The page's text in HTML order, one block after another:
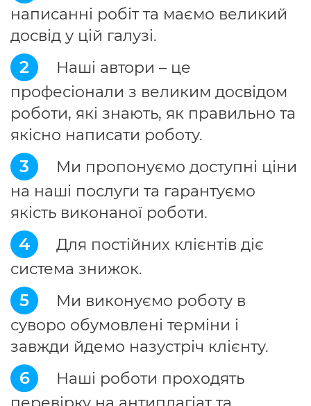
написанні робіт та маємо великий
досвід у цій галузі.
2
Наші автори – це
професіонали з великим досвідом
роботи, які знають, як правильно та
якісно написати роботу.
3
Ми пропонуємо доступні ціни
на наші послуги та гарантуємо
якість виконаної роботи.
4
Для постійних клієнтів діє
система знижок.
5
Ми виконуємо роботу в
суворо обумовлені терміни і
завжди йдемо назустріч клієнту.
6
Наші роботи проходять